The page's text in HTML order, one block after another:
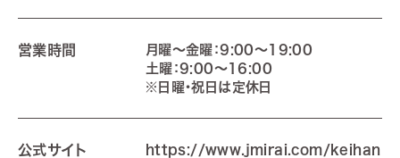
営業時間
月曜～金曜：9:00～19:00
土曜：9:00～16:00
※日曜・祝日は定休日
公式サイト
https://www.jmirai.com/keihan